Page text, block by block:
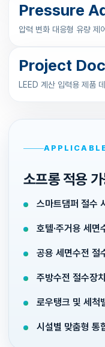
Pressure
압력 변화 대응형 유량 제
Project
LEED 계산 입력용 제품
소프롱 적용
스마트댐퍼 절수
호텔·주거용 세면
공용 세면수전 절
주방수전 절수장치
로우탱크 및 세척
시설별 맞춤형 통